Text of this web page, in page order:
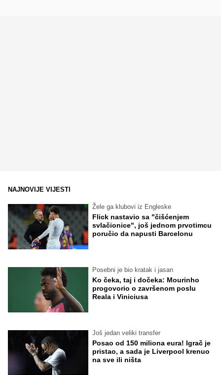
NAJNOVIJE VIJESTI
Žele ga klubovi iz Engleske
Flick nastavio sa "čišćenjem
svlačionice", još jednom prvotimcu
poručio da napusti Barcelonu
Posebni je bio kratak i jasan
Ko čeka, taj i dočeka: Mourinho
progovorio o završenom poslu
Reala i Viniciusa
Još jedan veliki transfer
Posao od 150 miliona eura! Igrač je
pristao, a sada je Liverpool krenuo
na sve ili ništa